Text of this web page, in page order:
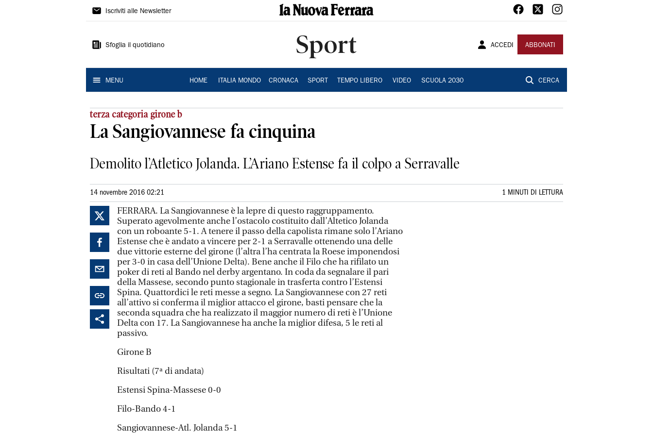
La
Ferrara
Iscriviti alle Newsletter
Sfoglia il quotidiano Sport ACCEDI ABBONATI
MENU HOME ITALIA MONDO CRONACA SPORT TEMPO LIBERO VIDEO SCUOLA 2030 CERCA
terza categoria girone b
La Sangiovannese fa cinquina
Demolito l’Atletico Jolanda. L’Ariano Estense fa il colpo a Serravalle
14 novembre 2016 02:21 1 MINUTI DI LETTURA
FERRARA. La Sangiovannese è la lepre di questo raggruppamento.
Superato agevolmente anche l’ostacolo costituito dall’Altetico Jolanda
con un roboante 5-1. A tenere il passo della capolista rimane solo l’Ariano
Estense che è andato a vincere per 2-1 a Serravalle ottenendo una delle
due vittorie esterne del girone (l’altra l’ha centrata la Roese imponendosi
per 3-0 in casa dell’Unione Delta). Bene anche il Filo che ha rifilato un
poker di reti al Bando nel derby argentano. In coda da segnalare il pari
della Massese, secondo punto stagionale in trasferta contro l’Estensi
Spina. Quattordici le reti messe a segno. La Sangiovannese con 27 reti
all’attivo si conferma il miglior attacco el girone, basti pensare che la
seconda squadra che ha realizzato il maggior numero di reti è l’Unione
Delta con 17. La Sangiovannese ha anche la miglior difesa, 5 le reti al
passivo.
Girone B
Risultati (7ª di andata)
Estensi Spina-Massese 0-0
Filo-Bando 4-1
Sangiovannese-Atl. Jolanda 5-1